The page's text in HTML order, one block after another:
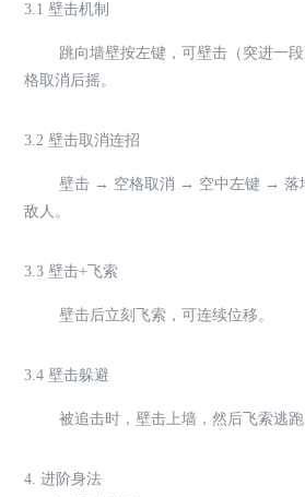
3.1 壁击机制
跳向墙壁按左键，可壁击（突进一
格取消后摇。
3.2 壁击取消连招
壁击 → 空格取消 → 空中左键 → 落
敌人。
3.3 壁击+飞索
壁击后立刻飞索，可连续位移。
3.4 壁击躲避
被追击时，壁击上墙，然后飞索逃跑
4. 进阶身法